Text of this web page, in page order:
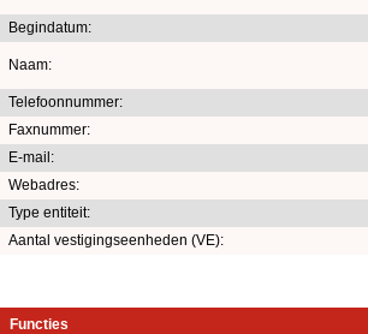
Begindatum:
Naam:
Telefoonnummer:
Faxnummer:
E-mail:
Webadres:
Type entiteit:
Aantal vestigingseenheden (VE):
Functies